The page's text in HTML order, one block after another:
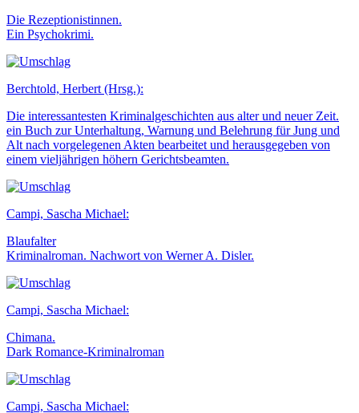
Die Rezeptionistinnen.
Ein Psychokrimi.
Berchtold, Herbert (Hrsg.):
Die interessantesten Kriminalgeschichten aus alter und neuer Zeit.
ein Buch zur Unterhaltung, Warnung und Belehrung für Jung und
Alt nach vorgelegenen Akten bearbeitet und herausgegeben von
einem vieljährigen höhern Gerichtsbeamten.
Campi, Sascha Michael:
Blaufalter
Kriminalroman. Nachwort von Werner A. Disler.
Campi, Sascha Michael:
Chimana.
Dark Romance-Kriminalroman
Campi, Sascha Michael: